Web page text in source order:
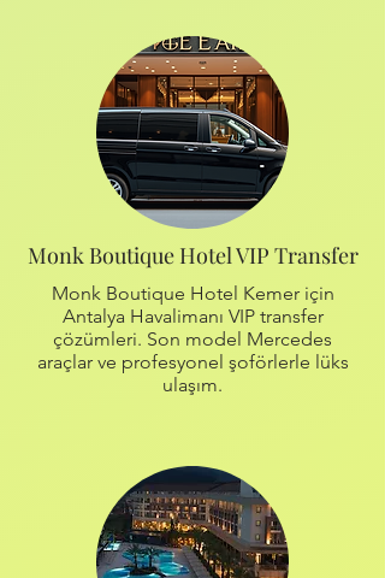
Monk Boutique Hotel VIP Transfer
Monk Boutique Hotel Kemer için
Antalya Havalimanı VIP transfer
çözümleri. Son model Mercedes
araçlar ve profesyonel şoförlerle lüks
ulaşım.